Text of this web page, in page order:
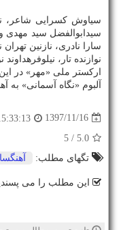
سیاوش كسرایی شاعر،
سیدابوالفضل سید مهدی
سارا نادری، نازنین
نوازنده تار،
اركستر ملی «مهر» در
آلبوم «نگاه آسمانی» به
1397/11/16
5.0
/ 5
تگهای مطلب:
این مطلب را می